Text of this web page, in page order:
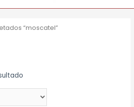
“moscatel”